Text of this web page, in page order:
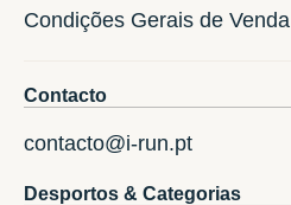
Condições Gerais de Venda
Contacto
contacto@i-run.pt
Desportos & Categorias